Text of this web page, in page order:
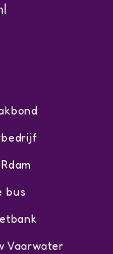
bus
Vaarwater